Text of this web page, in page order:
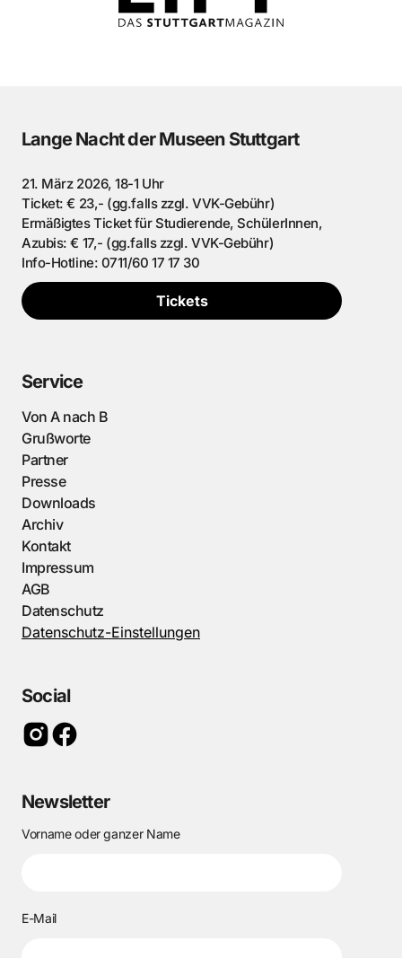
Lange Nacht der Museen Stuttgart
21. März 2026, 18-1 Uhr
Ticket: € 23,- (gg.falls zzgl. VVK-Gebühr)
Ermäßigtes Ticket für Studierende, SchülerInnen,
Azubis: € 17,- (gg.falls zzgl. VVK-Gebühr)
Info-Hotline: 0711/60 17 17 30
Tickets
Service
Von A nach B
Grußworte
Partner
Presse
Downloads
Archiv
Kontakt
Impressum
AGB
Datenschutz
Datenschutz-Einstellungen
Social
Newsletter
Vorname oder ganzer Name
E-Mail